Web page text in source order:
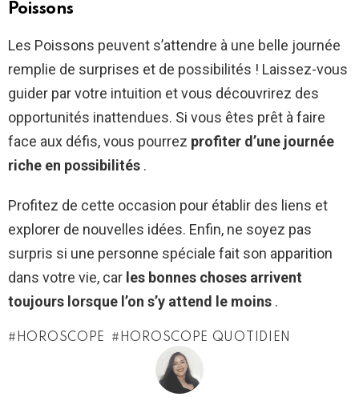
Poissons
Les Poissons peuvent s’attendre à une belle journée
remplie de surprises et de possibilités ! Laissez-vous
guider par votre intuition et vous découvrirez des
opportunités inattendues. Si vous êtes prêt à faire
face aux défis, vous pourrez profiter d’une journée
riche en possibilités .
Profitez de cette occasion pour établir des liens et
explorer de nouvelles idées. Enfin, ne soyez pas
surpris si une personne spéciale fait son apparition
dans votre vie, car les bonnes choses arrivent
toujours lorsque l’on s’y attend le moins .
HOROSCOPE HOROSCOPE QUOTIDIEN